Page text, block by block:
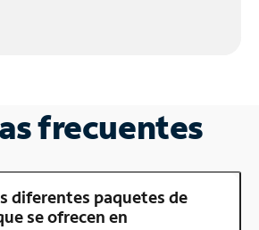
frecuentes
diferentes paquetes de
se ofrecen en